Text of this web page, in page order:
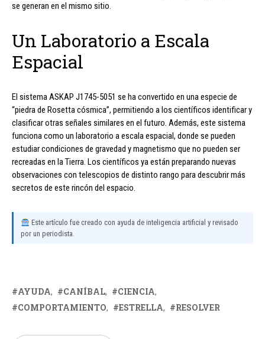
se generan en el mismo sitio.
Un Laboratorio a Escala
Espacial
El sistema ASKAP J1745-5051 se ha convertido en una especie de
“piedra de Rosetta cósmica”, permitiendo a los científicos identificar y
clasificar otras señales similares en el futuro. Además, este sistema
funciona como un laboratorio a escala espacial, donde se pueden
estudiar condiciones de gravedad y magnetismo que no pueden ser
recreadas en la Tierra. Los científicos ya están preparando nuevas
observaciones con telescopios de distinto rango para descubrir más
secretos de este rincón del espacio.
Este artículo fue creado con ayuda de inteligencia artificial y revisado
por un periodista.
AYUDA CANÍBAL
CIENCIA
COMPORTAMIENTO
ESTRELLA RESOLVER